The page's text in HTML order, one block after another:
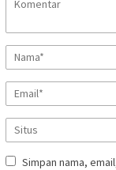
Simpan nama,